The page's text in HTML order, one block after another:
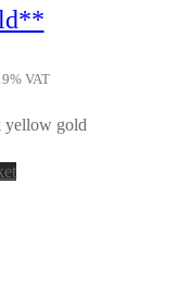
VAT
yellow gold